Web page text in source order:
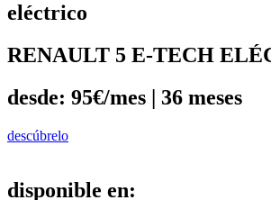
eléctrico
RENAULT 5 E-TECH
desde: 95€/mes | 36 meses
descúbrelo
disponible en: